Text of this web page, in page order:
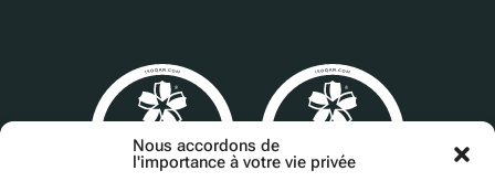
Nous accordons de
l'importance à votre vie privée